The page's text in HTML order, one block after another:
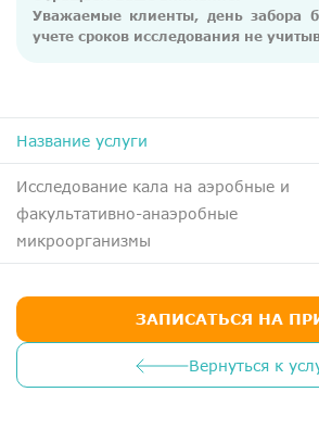
Уважаемые клиенты, день забора
учете сроков исследования не
Название услуги
Исследование кала на аэробные и
факультативно-анаэробные
микроорганизмы
Вернуться к
ЗАПИСАТЬСЯ НА